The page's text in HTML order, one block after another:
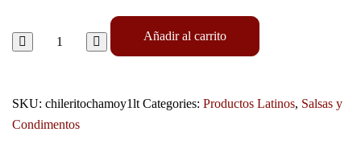
Añadir al carrito
SKU: chileritochamoy1lt Categories: Productos Latinos, Salsas y
Condimentos